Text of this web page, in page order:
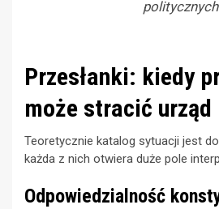
Przesłanki: kiedy
może stracić urząd
Teoretycznie katalog sytuacji jest
każda z nich otwiera duże pole
Odpowiedzialność